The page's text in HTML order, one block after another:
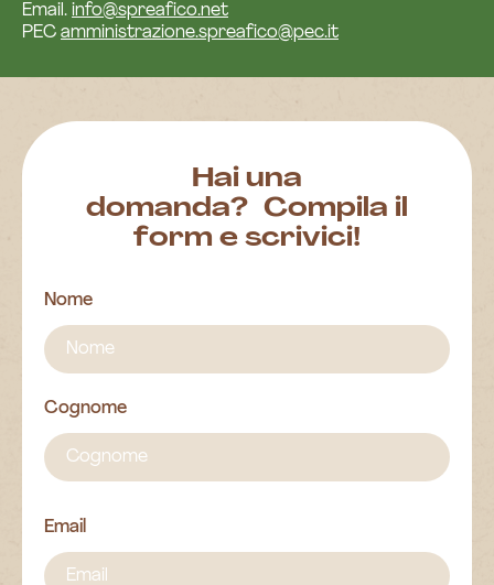
Email. info@spreafico.net
PEC amministrazione.spreafico@pec.it
Hai una
domanda? Compila il
form e scrivici!
Nome
Cognome
Email